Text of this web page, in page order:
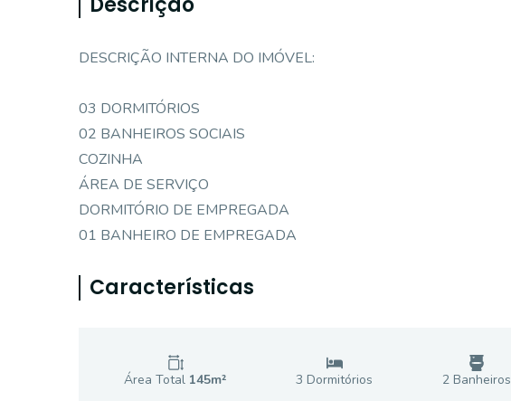
DESCRIÇÃO INTERNA DO IMÓVEL:
03 DORMITÓRIOS
02 BANHEIROS SOCIAIS
COZINHA
ÁREA DE SERVIÇO
DORMITÓRIO DE EMPREGADA
01 BANHEIRO DE EMPREGADA
Características
Área Total 145m² 3 Dormitórios 2Banheiros